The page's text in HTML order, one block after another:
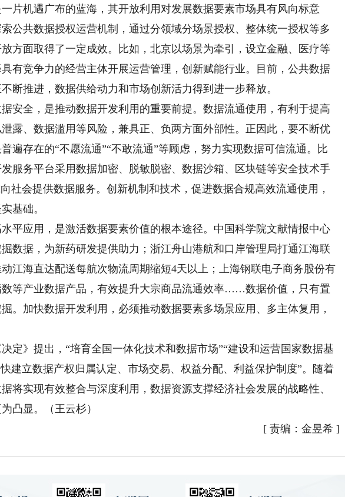
机遇广布的蓝海，其开放利用对发展数据要素市场具有风向标意
公共数据授权运营机制，通过分领域分场景授权、整体统一授权等多
方面取得了一定成效。比如，北京以场景为牵引，设立金融、医疗等
有竞争力的经营主体开展运营管理，创新赋能行业。目前，公共数据
断推进，数据供给动力和市场创新活力得到进一步释放。
全，是推动数据开发利用的重要前提。数据流通使用，有利于提高
露、数据滥用等风险，兼具正、负两方面外部性。正因此，要不断优
遍存在的“不愿流通”“不敢流通”等顾虑，努力实现数据可信流通。比
服务平台采用数据加密、脱敏脱密、数据沙箱、区块链等安全技术手
社会提供数据服务。创新机制和技术，促进数据合规高效流通使用，
基础。
应用，是激活数据要素价值的根本途径。中国科学院文献情报中心
数据，为新药研发提供助力；浙江舟山港航和口岸管理局打通江海联
江海直达配送每航次物流周期缩短4天以上；上海钢联电子商务股份有
数等产业数据产品，有效提升大宗商品流通效率……数据价值，只有置
。加快数据开发利用，必须推动数据要素多场景应用、多主体复用，
》提出，“培育全国一体化技术和数据市场”“建设和运营国家数据基
建立数据产权归属认定、市场交易、权益分配、利益保护制度”。随着
将实现有效整合与深度利用，数据资源支撑经济社会发展的战略性、
凸显。（王云杉）
[ 责编：金昱希]